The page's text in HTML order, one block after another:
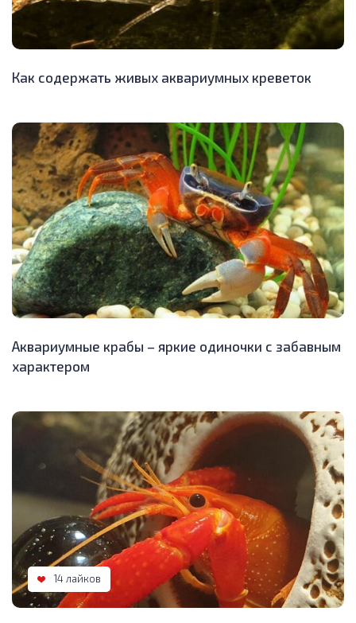
Как содержать живых аквариумных креветок
Аквариумные крабы – яркие одиночки с забавным
характером
14 лайков